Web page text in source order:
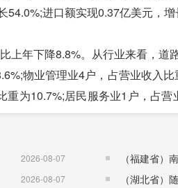
进口额实现0.37亿美元，增
年下降8.8%。从行业来看，道
物业管理业4户，占营业收入
为10.7%;居民服务业1户，占
周转量完成40372万人公里;公
2026-08-07
2026-08-07